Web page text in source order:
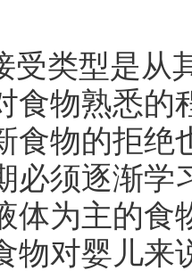
受类型是从
食物熟悉的
食物的拒绝
必须逐渐学
体为主的食
物对婴儿来